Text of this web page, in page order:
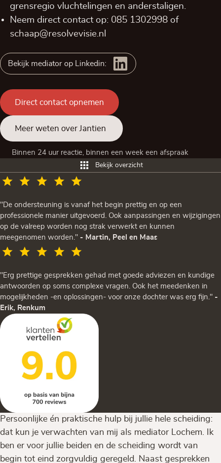
grensregio vluchtelingen en anderstaligen.
Neem direct contact op: 085 1302998 of
schaap@resolvevisie.nl
Bekijk mediator op Linkedin:
Direct contact opnemen
Meer weten over Jantien
Binnen 24 uur reactie, binnen een week een afspraak
Bekijk overzicht
"De ondersteuning is vanaf het begin prettig en op een
professionele manier uitgevoerd. Ook aanpassingen en wijzigingen
op de valreep worden nog strak verwerkt en kunnen
meegenomen worden." - Martin, Peel en Maas
"Erg prettige gesprekken gehad met goede adviezen en kundige
antwoorden op soms complexe vragen. Ook het meedenken in
mogelijkheden -en oplossingen- voor onze dochter was erg fijn." -
Erik, Renkum
Persoonlijke én praktische hulp bij jullie hele scheiding:
dat kun je verwachten van mij als mediator Lochem. Ik
ben er voor jullie beiden en de scheiding wordt van
begin tot eind zorgvuldig geregeld. Naast gesprekken